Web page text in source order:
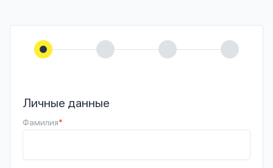
Личные данные
Фамилия*